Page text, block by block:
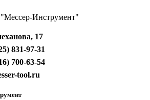
Инструмент"
17
831-97-31
700-63-54
tool.ru